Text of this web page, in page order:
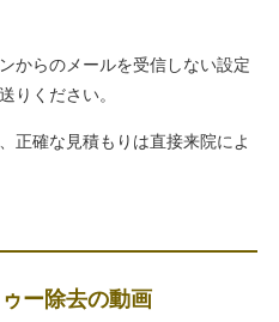
からのメールを受信しない設定
りください。
正確な見積もりは直接来院によ
ー除去の動画